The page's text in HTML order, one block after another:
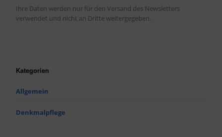
Ihre Daten werden nur für den Versand des Newsletters
verwendet und nicht an Dritte weitergegeben.
Kategorien
Allgemein
Denkmalpflege